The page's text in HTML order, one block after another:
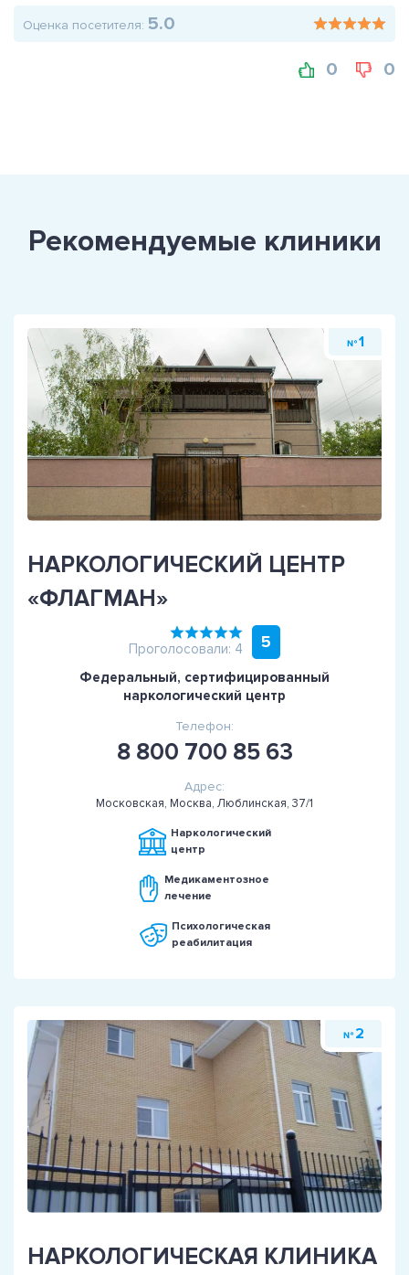
Оценка посетителя: 5.0
0 0
Рекомендуемые клиники
№ 1
НАРКОЛОГИЧЕСКИЙ ЦЕНТР
«ФЛАГМАН»
Проголосовали: 4 5
Федеральный, сертифицированный
наркологический центр
Телефон:
8 800 700 85 63
Адрес:
Московская, Москва, Люблинская, 37/1
Наркологический
центр
Медикаментозное
лечение
Психологическая
реабилитация
№ 2
НАРКОЛОГИЧЕСКАЯ КЛИНИКА